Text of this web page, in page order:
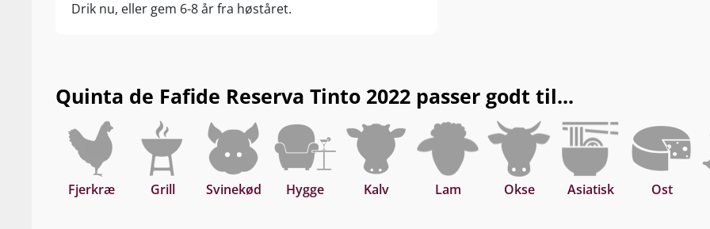
Drik nu, eller gem 6-8 år fra høståret.
Quinta de Fafide Reserva Tinto 2022 passer godt til...
Fjerkræ Grill Svinekød Hygge Kalv Lam Okse Asiatisk Ost